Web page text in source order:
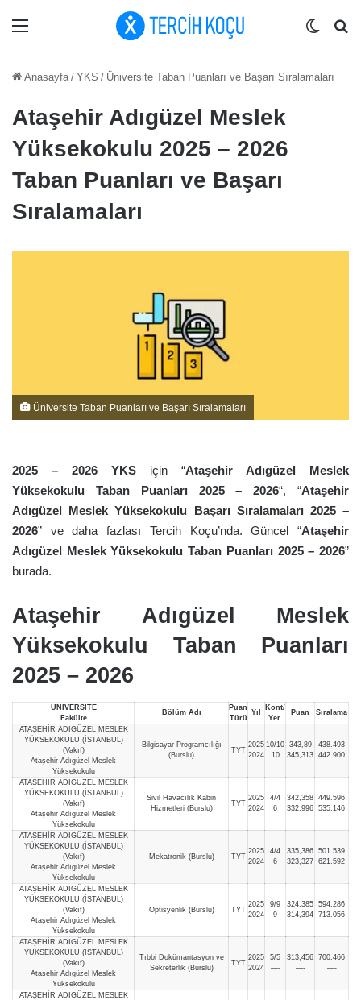
Menü Dış
Anasayfa / YKS / Üniversite Taban Puanları ve Başarı Sıralamaları
Ataşehir Adıgüzel Meslek
Yüksekokulu 2025 – 2026
Taban Puanları ve Başarı
Sıralamaları
Üniversite Taban Puanları ve Başarı Sıralamaları
2025 – 2026 YKS için “Ataşehir Adıgüzel Meslek
Yüksekokulu Taban Puanları 2025 – 2026“, “Ataşehir
Adıgüzel Meslek Yüksekokulu Başarı Sıralamaları 2025 –
2026” ve daha fazlası Tercih Koçu’nda. Güncel “Ataşehir
Adıgüzel Meslek Yüksekokulu Taban Puanları 2025 – 2026”
burada.
Ataşehir Adıgüzel Meslek
Yüksekokulu Taban Puanları
2025 – 2026
ÜNİVERSİTE
Fakülte
Bölüm Adı
Puan
Türü
Yıl
Kont/
Yer.
Puan Sıralama
ATAŞEHİR ADIGÜZEL MESLEK
YÜKSEKOKULU (İSTANBUL)
(Vakıf)
Ataşehir Adıgüzel Meslek
Yüksekokulu
Bilgisayar Programcılığı
(Burslu)
TYT
2025
2024
10/10
10
343,89
345,313
438.493
442.900
ATAŞEHİR ADIGÜZEL MESLEK
YÜKSEKOKULU (İSTANBUL)
(Vakıf)
Ataşehir Adıgüzel Meslek
Yüksekokulu
Sivil Havacılık Kabin
Hizmetleri (Burslu)
TYT
2025
2024
4/4
6
342,358
332,996
449.596
535.146
ATAŞEHİR ADIGÜZEL MESLEK
YÜKSEKOKULU (İSTANBUL)
(Vakıf)
Ataşehir Adıgüzel Meslek
Yüksekokulu
Mekatronik (Burslu) TYT
2025
2024
4/4
6
335,386
323,327
501.539
621.592
ATAŞEHİR ADIGÜZEL MESLEK
YÜKSEKOKULU (İSTANBUL)
(Vakıf)
Ataşehir Adıgüzel Meslek
Yüksekokulu
Optisyenlik (Burslu) TYT
2025
2024
9/9
9
324,385
314,394
594.286
713.056
ATAŞEHİR ADIGÜZEL MESLEK
YÜKSEKOKULU (İSTANBUL)
(Vakıf)
Ataşehir Adıgüzel Meslek
Yüksekokulu
Tıbbi Dokümantasyon ve
Sekreterlik (Burslu)
TYT
2025
2024
5/5
—-
313,456
—-
700.466
—-
ATAŞEHİR ADIGÜZEL MESLEK